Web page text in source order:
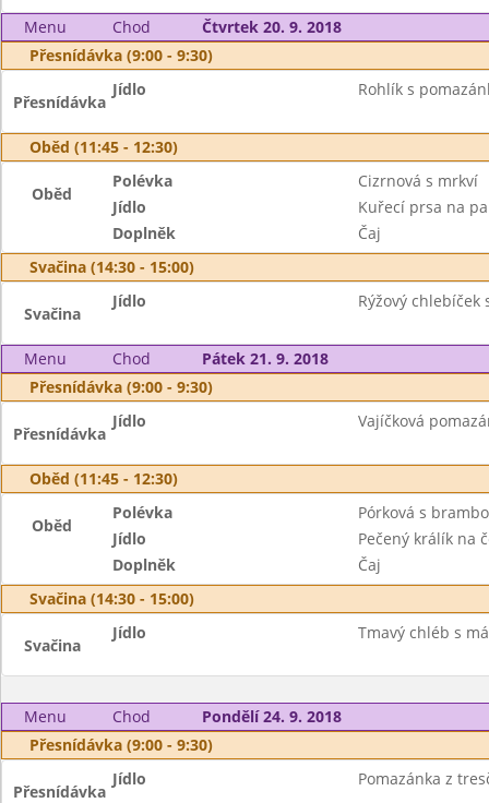
Menu Chod
Čtvrtek 20. 9. 2018
Přesnídávka (9:00 - 9:30)
Přesnídávka
Jídlo Rohlík s
Oběd (11:45 - 12:30)
Oběd
Polévka
Cizrnová s mrkví
Jídlo
Kuřecí prsa na
Doplněk
Čaj
Svačina (14:30 - 15:00)
Svačina
Jídlo Rýžový
Menu Chod
Pátek 21. 9. 2018
Přesnídávka (9:00 - 9:30)
Přesnídávka
Jídlo Vajíčková
Oběd (11:45 - 12:30)
Oběd
Polévka
Pórková s
Jídlo
Pečený králík na
Doplněk
Čaj
Svačina (14:30 - 15:00)
Svačina
Jídlo Tmavý chléb s
Menu Chod
Pondělí 24. 9. 2018
Přesnídávka (9:00 - 9:30)
Přesnídávka
Jídlo Pomazánka z